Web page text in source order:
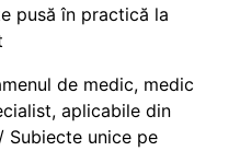
pusă în practică la
de medic, medic
aplicabile din
Subiecte unice pe